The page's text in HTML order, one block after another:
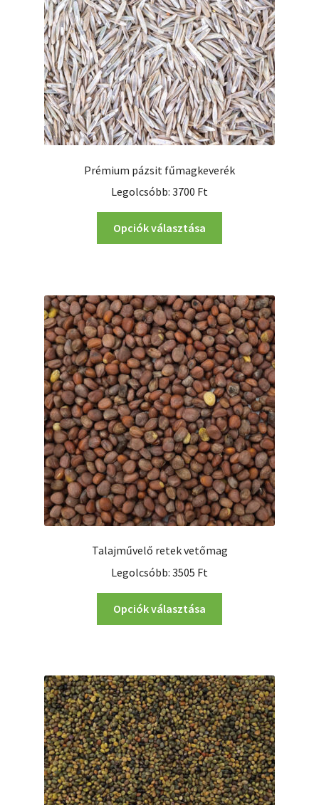
Prémium pázsit fűmagkeverék
Legolcsóbb: 3700 Ft
Opciók választása
van.
A
változatok
a
termékoldalon
választhatók
ki
Talajművelő retek vetőmag
Legolcsóbb: 3505 Ft
Opciók választása
variációja
van.
A
változatok
a
termékoldalon
választhatók
ki